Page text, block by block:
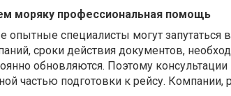
моряку профессиональная помощь
опытные специалисты могут запутаться
сроки действия документов,
обновляются. Поэтому
частью подготовки к рейсу.